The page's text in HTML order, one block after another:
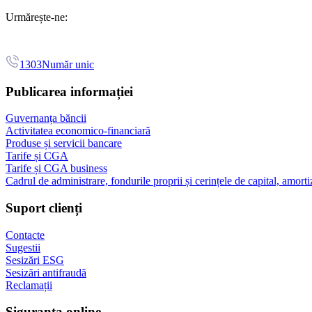
Urmărește-ne:
1303Număr unic
Publicarea informației
Guvernanța băncii
Activitatea economico-financiară
Produse și servicii bancare
Tarife și CGA
Tarife și CGA business
Cadrul de administrare, fondurile proprii și cerințele de capital,
Suport clienți
Contacte
Sugestii
Sesizări ESG
Sesizări antifraudă
Reclamații